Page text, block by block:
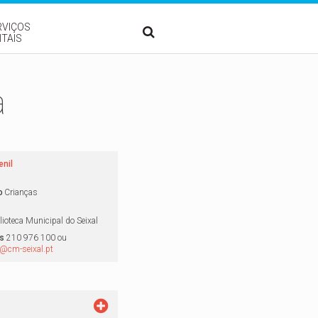
Crianças
Municipal do Seixal
210 976 100 ou
seixal.pt